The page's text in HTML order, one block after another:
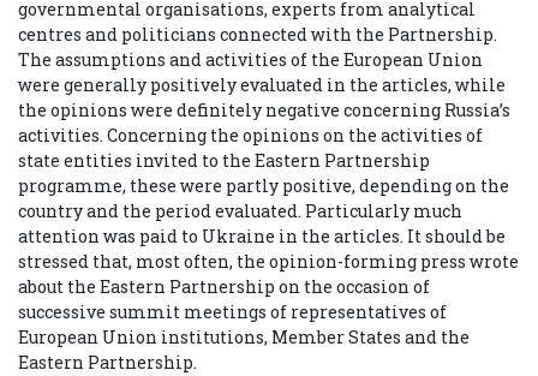
governmental organisations, experts from analytical
centres and politicians connected with the Partnership.
The assumptions and activities of the European Union
were generally positively evaluated in the articles, while
the opinions were definitely negative concerning Russia’s
activities. Concerning the opinions on the activities of
state entities invited to the Eastern Partnership
programme, these were partly positive, depending on the
country and the period evaluated. Particularly much
attention was paid to Ukraine in the articles. It should be
stressed that, most often, the opinion-forming press wrote
about the Eastern Partnership on the occasion of
successive summit meetings of representatives of
European Union institutions, Member States and the
Eastern Partnership.